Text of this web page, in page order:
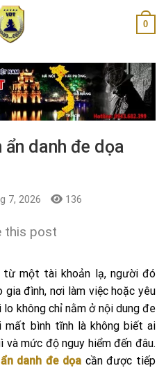
0
danh đe dọa
7, 2026 136
this post
từ một tài khoản lạ, người đó
đình, nơi làm việc hoặc yêu
lo không chỉ nằm ở nội dung đe
mất bình tĩnh là không biết ai
mức độ nguy hiểm đến đâu.
danh đe dọacần được tiếp